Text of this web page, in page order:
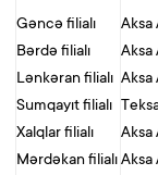
Gəncə filialı Aksa
Bərdə filialı
Aksa
Lənkəran filialı Aksa
Sumqayıt filialı
Xalqlar filialı
Aksa
Mərdəkan filialıAksa